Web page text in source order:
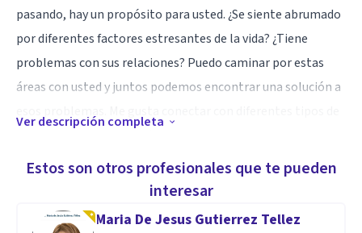
pasando, hay un propósito para usted. ¿Se siente abrumado
por diferentes factores estresantes de la vida? ¿Tiene
problemas con sus relaciones? Puedo caminar por estas
áreas con usted y juntos podemos encontrar una solución a
temas culturales.
Si ha estado batallando con la depresión, la ansiedad, el
Ver descripción completa
Estos son otros profesionales que te pueden
interesar
Maria De Jesus Gutierrez Tellez